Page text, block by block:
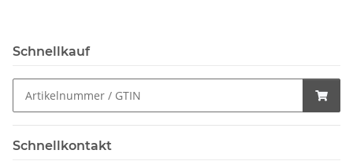
Schnellkauf
Schnellkontakt